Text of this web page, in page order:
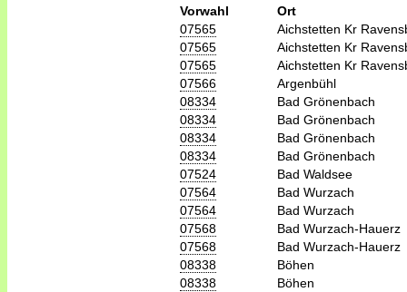
Vorwahl
Ort
07565
Aichstetten Kr
07565
Aichstetten Kr
07565
Aichstetten Kr
07566
Argenbühl
08334
Bad Grönenbach
08334
Bad Grönenbach
08334
Bad Grönenbach
08334
Bad Grönenbach
07524
Bad Waldsee
07564
Bad Wurzach
07564
Bad Wurzach
07568
Bad Wurzach-Hauerz
07568
Bad Wurzach-Hauerz
08338
Böhen
08338
Böhen